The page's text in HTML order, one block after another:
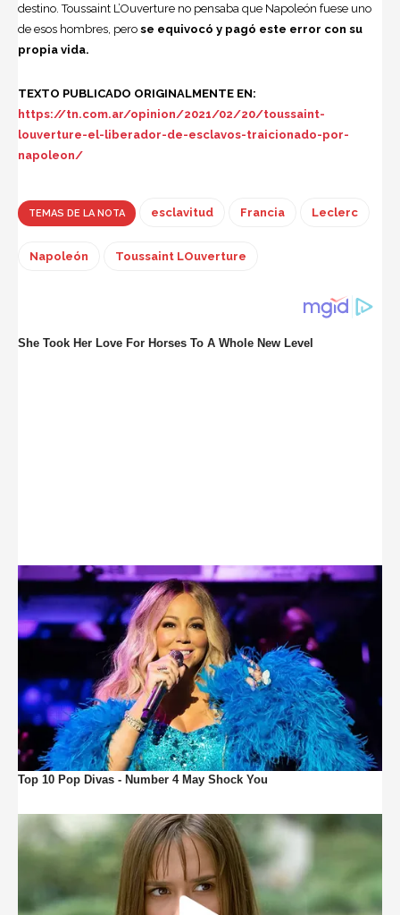
destino. Toussaint L’Ouverture no pensaba que Napoleón fuese uno
de esos hombres, pero se equivocó y pagó este error con su
propia vida.
TEXTO PUBLICADO ORIGINALMENTE EN:
https://tn.com.ar/opinion/2021/02/20/toussaint-
louverture-el-liberador-de-esclavos-traicionado-por-
napoleon/
TEMAS DE LA NOTA esclavitud Francia Leclerc
Napoleón Toussaint LOuverture